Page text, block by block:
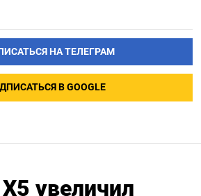
НА ТЕЛЕГРАМ
В GOOGLE
увеличил